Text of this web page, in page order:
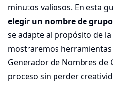
minutos valiosos. En esta
elegir un nombre de grupo
se adapte al propósito de
mostraremos
Generador de Nombres de
proceso sin perder